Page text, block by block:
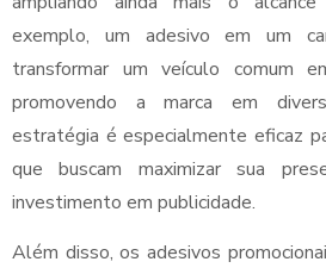
exemplo, um adesivo em um
transformar um veículo comum
promovendo a marca em
estratégia é especialmente eficaz
que buscam maximizar sua
investimento em publicidade.
Além disso, os adesivos